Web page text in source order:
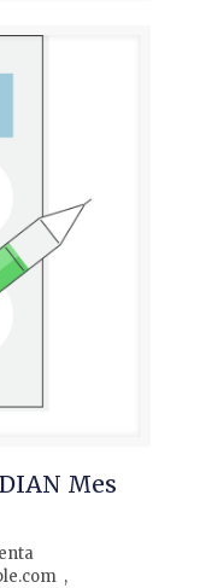
Mes
,